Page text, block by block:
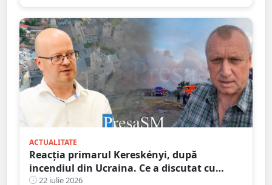
ACTUALITATE
Reacția primarul Kereskényi, după
incendiul din Ucraina. Ce a discutat cu
omologul din Beregovo
22 iulie 2026